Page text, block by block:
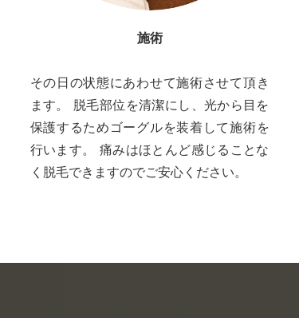
施術
その日の状態にあわせて施術させて頂き
ます。 脱毛部位を清潔にし、光から目を
保護するためゴーグルを装着して施術を
行います。 痛みはほとんど感じることな
く脱毛できますのでご安心ください。